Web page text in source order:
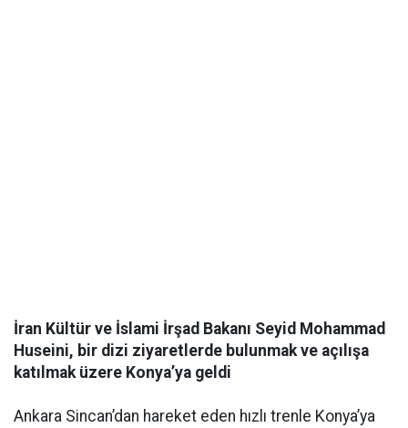
İran Kültür ve İslami İrşad Bakanı Seyid Mohammad
Huseini, bir dizi ziyaretlerde bulunmak ve açılışa
katılmak üzere Konya’ya geldi
Ankara Sincan’dan hareket eden hızlı trenle Konya’ya